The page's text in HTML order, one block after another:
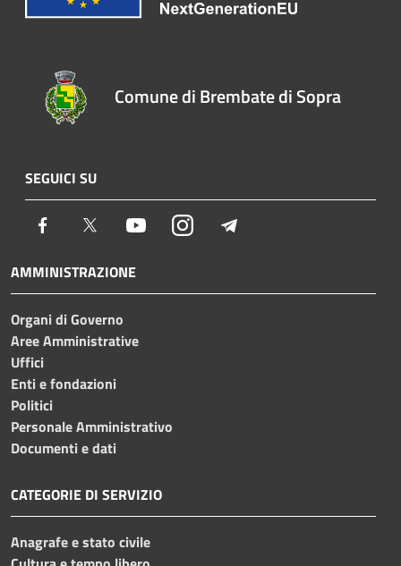
Comune di Brembate di Sopra
SEGUICI SU
Facebook Twitter YoutubeInstagram
AMMINISTRAZIONE
Organi di Governo
Aree Amministrative
Uffici
Enti e fondazioni
Politici
Personale Amministrativo
Documenti e dati
CATEGORIE DI SERVIZIO
Anagrafe e stato civile